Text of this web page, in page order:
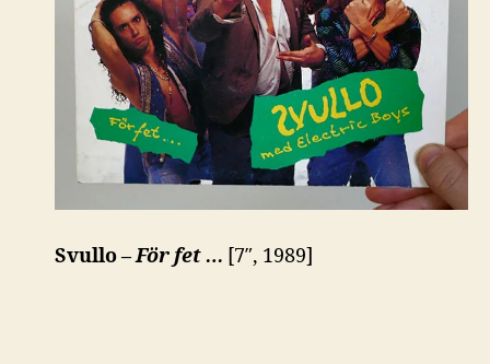
Svullo –För fet … [7″, 1989]